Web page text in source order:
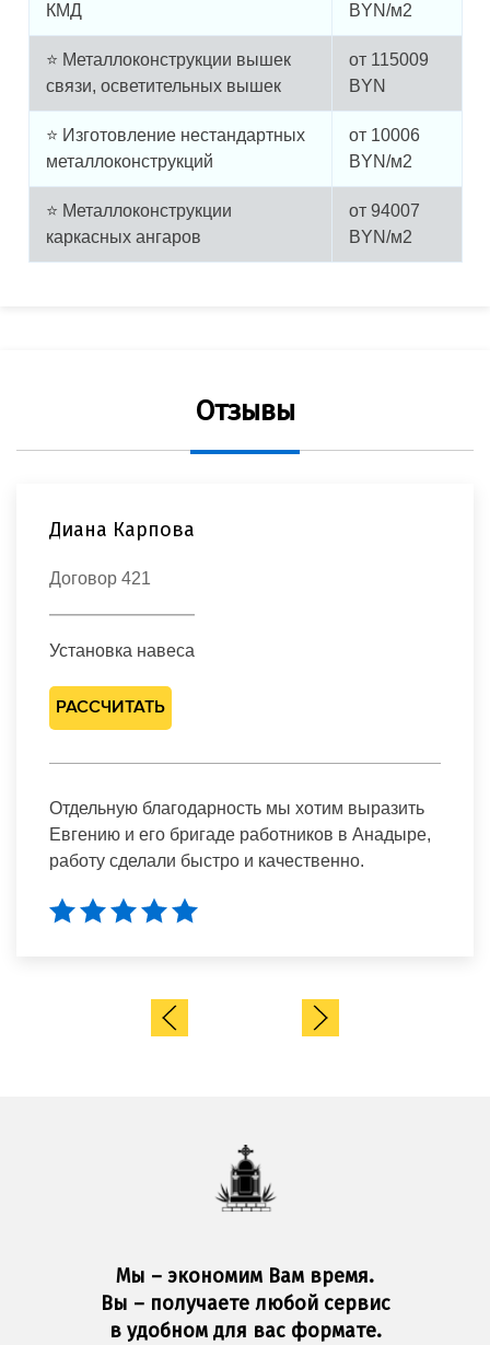
КМД BYN/м2
⭐ Металлоконструкции вышек
связи, осветительных вышек
от 115009
BYN
⭐ Изготовление нестандартных
металлоконструкций
от 10006
BYN/м2
⭐ Металлоконструкции
каркасных ангаров
от 94007
BYN/м2
Отзывы
Диана Карпова
Договор 421
Установка навеса
РАССЧИТАТЬ
Отдельную благодарность мы хотим выразить
Евгению и его бригаде работников в Анадыре,
работу сделали быстро и качественно.
Мы – экономим Вам время.
Вы – получаете любой сервис
в удобном для вас формате.